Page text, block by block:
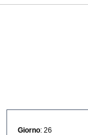
Giorno : 26